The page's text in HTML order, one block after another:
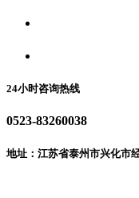
24小时咨询热线
0523-83260038
地址：江苏省泰州市兴化市